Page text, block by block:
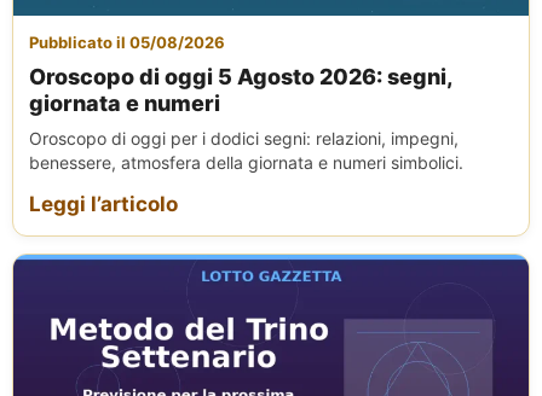
Pubblicato il 05/08/2026
Oroscopo di oggi 5 Agosto 2026: segni,
giornata e numeri
Oroscopo di oggi per i dodici segni: relazioni, impegni,
benessere, atmosfera della giornata e numeri simbolici.
Leggi l’articolo